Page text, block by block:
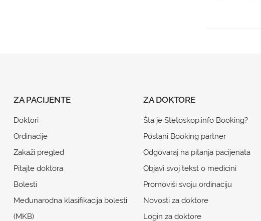
ZA PACIJENTE
Doktori
Ordinacije
Zakaži pregled
Pitajte doktora
Bolesti
Međunarodna klasifikacija bolesti
(MKB)
ZA DOKTORE
Šta je Stetoskop.info Booking?
Postani Booking partner
Odgovaraj na pitanja pacijenata
Objavi svoj tekst o medicini
Promoviši svoju ordinaciju
Novosti za doktore
Login za doktore